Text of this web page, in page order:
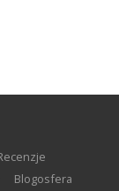
recenzje
blogosfera